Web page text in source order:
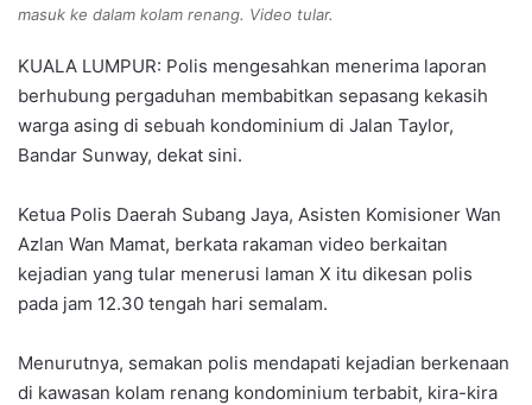
masuk ke dalam kolam renang. Video tular.
KUALA LUMPUR: Polis mengesahkan menerima laporan
berhubung pergaduhan membabitkan sepasang kekasih
warga asing di sebuah kondominium di Jalan Taylor,
Bandar Sunway, dekat sini.
Ketua Polis Daerah Subang Jaya, Asisten Komisioner Wan
Azlan Wan Mamat, berkata rakaman video berkaitan
kejadian yang tular menerusi laman X itu dikesan polis
pada jam 12.30 tengah hari semalam.
Menurutnya, semakan polis mendapati kejadian berkenaan
di kawasan kolam renang kondominium terbabit, kira-kira